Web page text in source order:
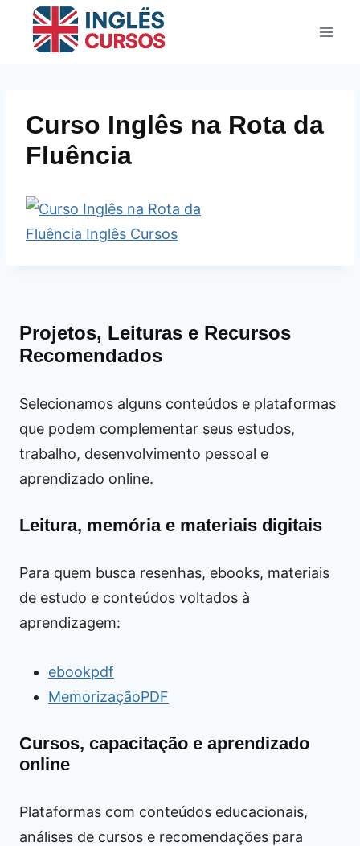
Curso Inglês na Rota da
Fluência
Projetos, Leituras e Recursos
Recomendados
Selecionamos alguns conteúdos e plataformas
que podem complementar seus estudos,
trabalho, desenvolvimento pessoal e
aprendizado online.
Leitura, memória e materiais digitais
Para quem busca resenhas, ebooks, materiais
de estudo e conteúdos voltados à
aprendizagem:
ebookpdf
MemorizaçãoPDF
Cursos, capacitação e aprendizado
online
Plataformas com conteúdos educacionais,
análises de cursos e recomendações para